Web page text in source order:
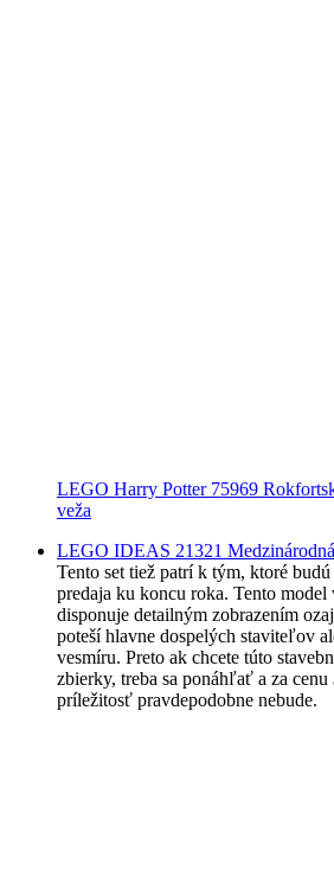
LEGO Harry Potter 75969
veža
LEGO IDEAS 21321
Tento set tiež patrí k tým, ktoré
predaja ku koncu roka. Tento model
disponuje detailným zobrazením
poteší hlavne dospelých staviteľov
vesmíru. Preto ak chcete túto
zbierky, treba sa ponáhľať a za cenu
príležitosť pravdepodobne nebude.